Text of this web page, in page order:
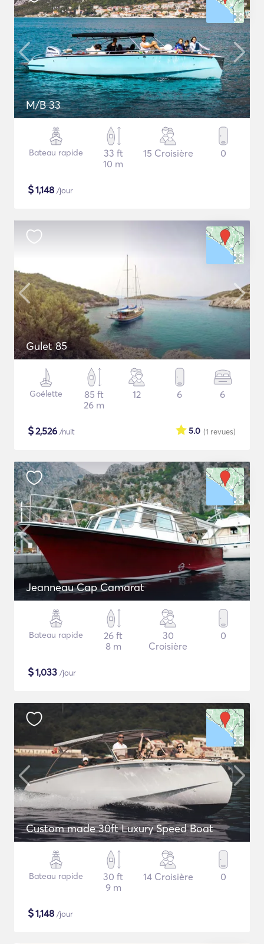
M/B 33
Bateau rapide
33 ft
10 m
15 Croisière 0
$1,148 /jour
Gulet 85
Goélette
85 ft
26 m
12 6 6
$2,526 /nuit (1 revues)
5.0
Jeanneau Cap Camarat
Bateau rapide
26 ft
8 m
30
Croisière
0
$1,033 /jour
Custom made 30ft Luxury Speed Boat
Bateau rapide
30 ft
9 m
14 Croisière 0
$1,148 /jour